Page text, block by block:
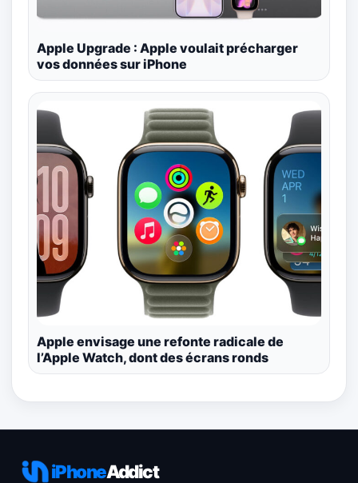
Apple Upgrade : Apple voulait précharger
vos données sur iPhone
Apple envisage une refonte radicale de
l’Apple Watch, dont des écrans ronds
iPhoneAddict